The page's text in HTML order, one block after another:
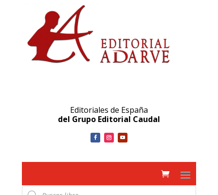
Editoriales de España
del Grupo Editorial Caudal
Búsqueda